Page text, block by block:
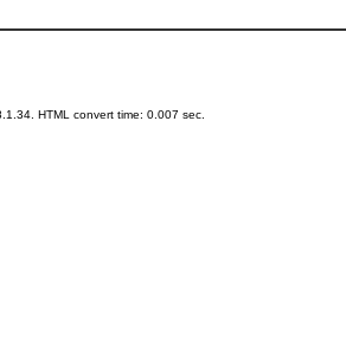
HTML convert time: 0.007 sec.